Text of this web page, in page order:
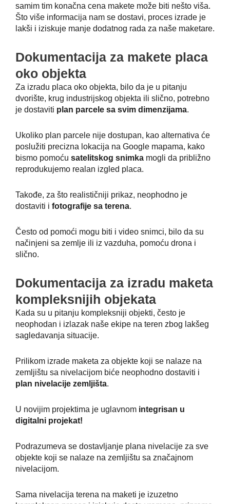
samim tim konačna cena makete može biti nešto viša.
Što više informacija nam se dostavi, proces izrade je
lakši i iziskuje manje dodatnog rada za naše maketare.
Dokumentacija za makete placa
oko objekta
Za izradu placa oko objekta, bilo da je u pitanju
dvorište, krug industrijskog objekta ili slično, potrebno
je dostaviti plan parcele sa svim dimenzijama.
Ukoliko plan parcele nije dostupan, kao alternativa će
poslužiti precizna lokacija na Google mapama, kako
bismo pomoću satelitskog snimka mogli da približno
reprodukujemo realan izgled placa.
Takođe, za što realističniji prikaz, neophodno je
dostaviti i fotografije sa terena.
Često od pomoći mogu biti i video snimci, bilo da su
načinjeni sa zemlje ili iz vazduha, pomoću drona i
slično.
Dokumentacija za izradu maketa
kompleksnijih objekata
Kada su u pitanju kompleksniji objekti, često je
neophodan i izlazak naše ekipe na teren zbog lakšeg
sagledavanja situacije.
Prilikom izrade maketa za objekte koji se nalaze na
zemljištu sa nivelacijom biće neophodno dostaviti i
plan nivelacije zemljišta.
U novijim projektima je uglavnom integrisan u
digitalni projekat!
Podrazumeva se dostavljanje plana nivelacije za sve
objekte koji se nalaze na zemljištu sa značajnom
nivelacijom.
Sama nivelacija terena na maketi je izuzetno